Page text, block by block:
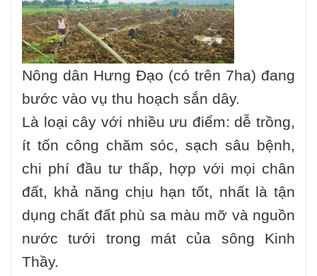
Nông dân Hưng Đạo (có trên 7ha) đang
bước vào vụ thu hoạch sắn dây.
Là loại cây với nhiều ưu điểm: dễ trồng,
ít tốn công chăm sóc, sạch sâu bệnh,
chi phí đầu tư thấp, hợp với mọi chân
đất, khả năng chịu hạn tốt, nhất là tận
dụng chất đất phù sa màu mỡ và nguồn
nước tưới trong mát của sông Kinh
Thầy.